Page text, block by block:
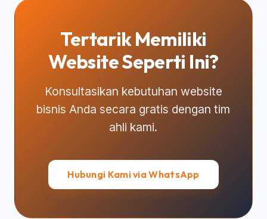
Tertarik Memiliki
Website Seperti Ini?
Konsultasikan kebutuhan website
bisnis Anda secara gratis dengan tim
ahli kami.
Hubungi Kami via WhatsApp